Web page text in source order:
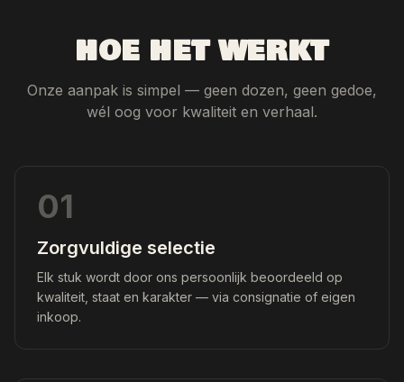
HOE HET WERKT
Onze aanpak is simpel — geen dozen, geen gedoe,
wél oog voor kwaliteit en verhaal.
01
Zorgvuldige selectie
Elk stuk wordt door ons persoonlijk beoordeeld op
kwaliteit, staat en karakter — via consignatie of eigen
inkoop.